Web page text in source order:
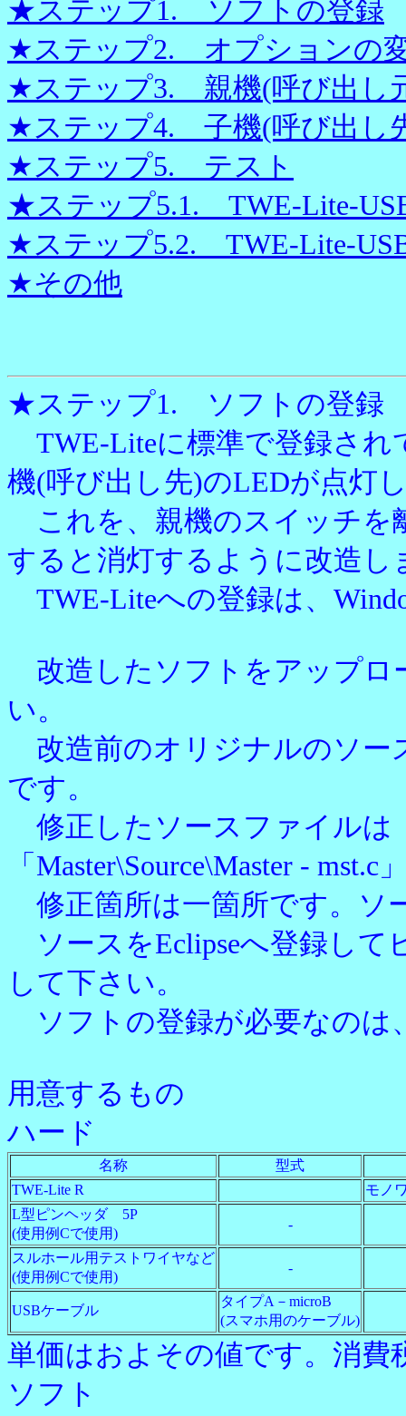
★ステップ1. ソフトの登録
★ステップ2. オプションの
★ステップ3. 親機(呼び出し
★ステップ4. 子機(呼び出し
★ステップ5. テスト
★ステップ5.1. TWE-Lite-
★ステップ5.2. TWE-Lite-
★その他
★ステップ1. ソフトの登録
TWE-Liteに標準で登録され
機(呼び出し先)のLEDが点灯
これを、親機のスイッチを
すると消灯するように改造し
TWE-Liteへの登録は、
改造したソフトをアップロ
い。
改造前のオリジナルのソー
です。
修正したソースファイルは
「Master\Source\Master -
修正箇所は一箇所です。ソ
ソースをEclipseへ登録して
して下さい。
ソフトの登録が必要なのは
用意するもの
ハード
名称
型式
TWE-Lite R
モノ
L型ピンヘッダ 5P
(使用例Cで使用)
-
スルホール用テストワイヤなど
(使用例Cで使用)
-
USBケーブル
タイプA－microB
(スマホ用のケーブル)
単価はおよその値です。消
ソフト